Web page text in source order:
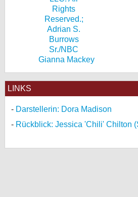
Gianna Mackey
LINKS
Darstellerin: Dora Madison
Rückblick: Jessica 'Chili' Chilton